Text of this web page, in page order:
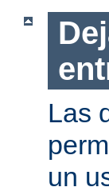
Las
un